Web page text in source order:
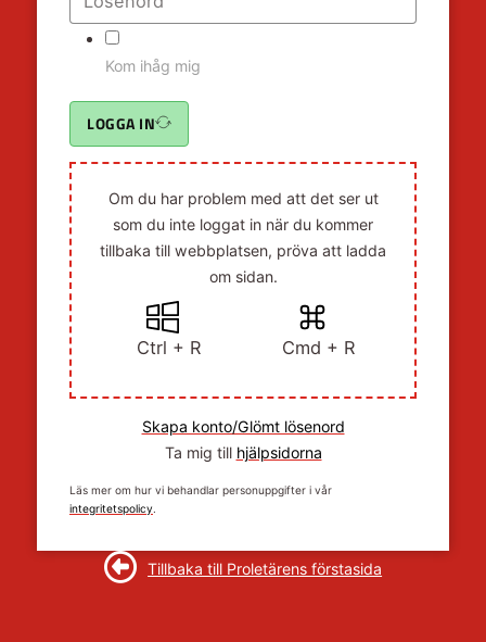
Kom ihåg mig
LOGGA IN
Om du har problem med att det ser ut
som du inte loggat in när du kommer
tillbaka till webbplatsen, pröva att ladda
om sidan.
Ctrl + R Cmd + R
Skapa konto/Glömt lösenord
Ta mig till hjälpsidorna
Läs mer om hur vi behandlar personuppgifter i vår
integritetspolicy.
Tillbaka till Proletärens förstasida